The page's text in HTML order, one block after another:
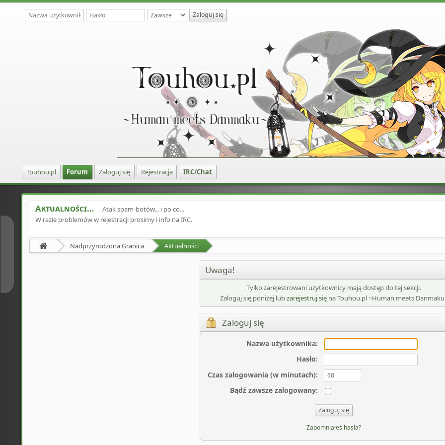
Touhou.pl Forum Zaloguj się Rejestracja IRC/Chat
Aktualności
Atak spam-botów... i po co...
W razie problemów w rejestracji prosimy i info na IRC.
Nadprzyrodzona Granica Aktualności
Uwaga!
Tylko zarejestrowani użytkownicy mają dostęp do tej sekcji.
Zaloguj się poniżej lubzarejestruj sięna Touhou.pl ~Human meets
Zaloguj się
Nazwa użytkownika:
Hasło:
Czas zalogowania (w minutach):
Bądź zawsze zalogowany:
Zapomniałeś hasła?